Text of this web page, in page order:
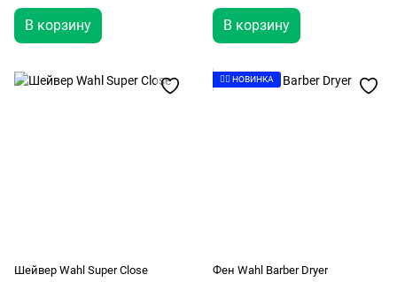
В корзину В корзину
Шейвер Wahl Super Close
👉🏻 НОВИНКА
Фен Wahl Barber Dryer